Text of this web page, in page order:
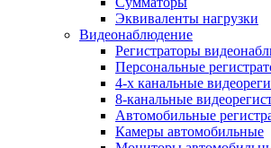
Эквиваленты нагрузки
Видеонаблюдение
Регистраторы
Персональные
4-х канальные
8-канальные
Автомобильные
Камеры автомобильные